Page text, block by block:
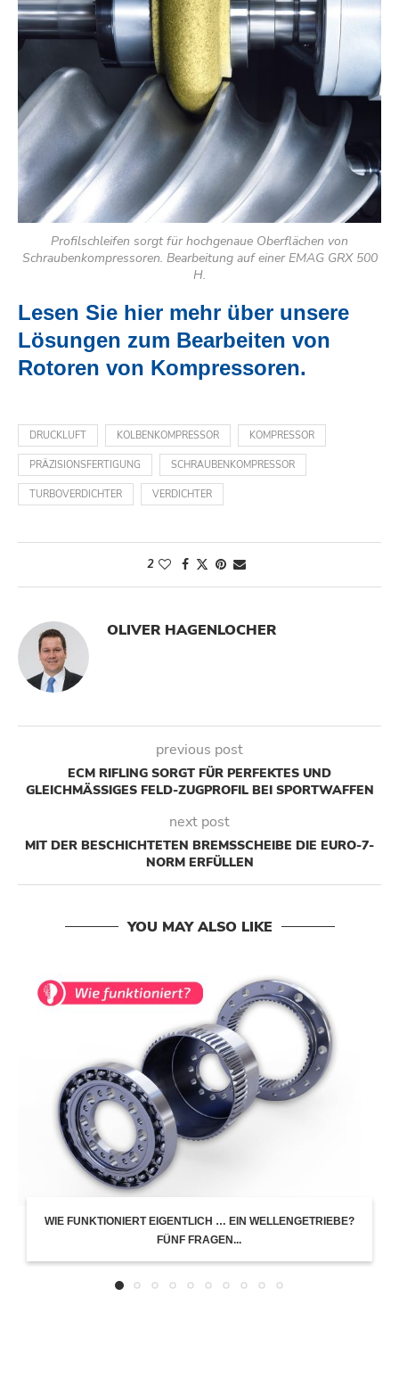
Profilschleifen sorgt für hochgenaue Oberflächen von
Schraubenkompressoren. Bearbeitung auf einer EMAG GRX 500
H.
Lesen Sie hier mehr über unsere
Lösungen zum Bearbeiten von
Rotoren von Kompressoren.
DRUCKLUFT KOLBENKOMPRESSOR KOMPRESSOR
PRÄZISIONSFERTIGUNG SCHRAUBENKOMPRESSOR
TURBOVERDICHTER VERDICHTER
2
OLIVER HAGENLOCHER
previous post
ECM RIFLING SORGT FÜR PERFEKTES UND
GLEICHMÄSSIGES FELD-ZUGPROFIL BEI SPORTWAFFEN
next post
MIT DER BESCHICHTETEN BREMSSCHEIBE DIE EURO-7-
NORM ERFÜLLEN
YOU MAY ALSO LIKE
WIE FUNKTIONIERT EIGENTLICH … EIN WELLENGETRIEBE?
FÜNF FRAGEN...